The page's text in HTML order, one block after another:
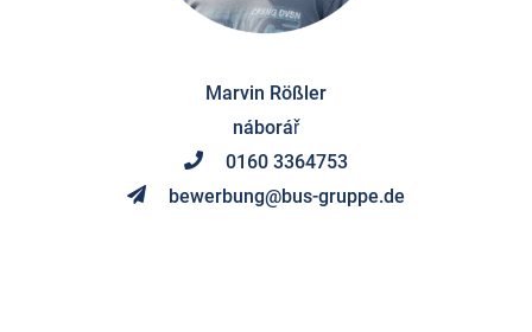
Marvin Rößler
náborář
0160 3364753
bewerbung@bus-gruppe.de